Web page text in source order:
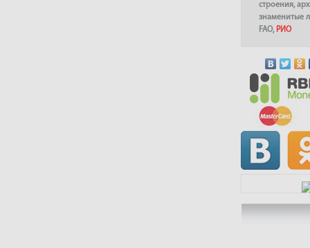
строения,
знаменитые
FAO, РИО